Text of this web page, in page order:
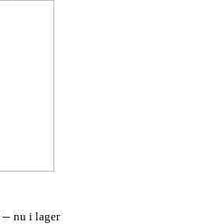
– nu i lager